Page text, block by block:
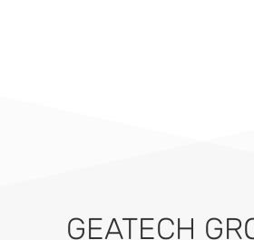
GEATECH